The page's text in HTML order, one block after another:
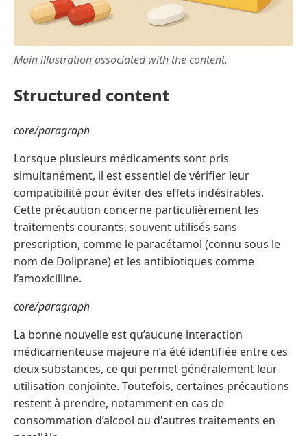
Main illustration associated with the content.
Structured content
core/paragraph
Lorsque plusieurs médicaments sont pris
simultanément, il est essentiel de vérifier leur
compatibilité pour éviter des effets indésirables.
Cette précaution concerne particulièrement les
traitements courants, souvent utilisés sans
prescription, comme le paracétamol (connu sous le
nom de Doliprane) et les antibiotiques comme
l’amoxicilline.
core/paragraph
La bonne nouvelle est qu’aucune interaction
médicamenteuse majeure n’a été identifiée entre ces
deux substances, ce qui permet généralement leur
utilisation conjointe. Toutefois, certaines précautions
restent à prendre, notamment en cas de
consommation d’alcool ou d'autres traitements en